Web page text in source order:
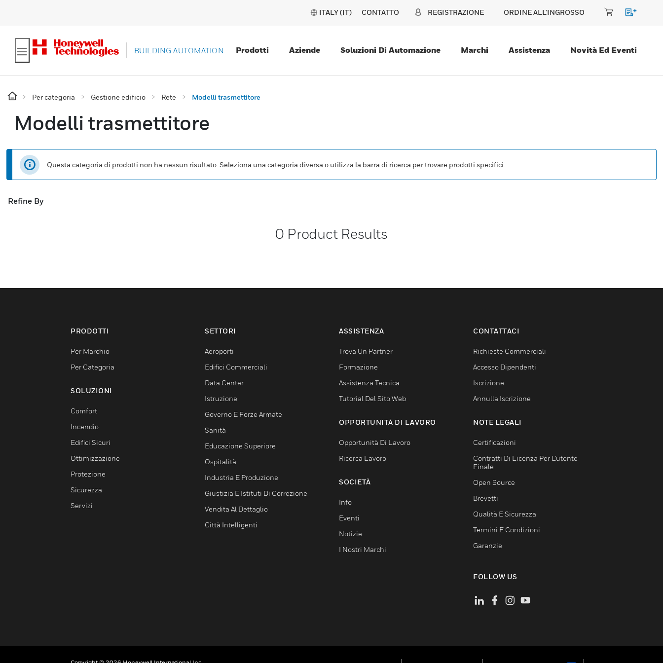
ITALY (IT) CONTATTO REGISTRAZIONE ORDINE ALL'INGROSSO
BUILDING AUTOMATION Prodotti Aziende Soluzioni Di Automazione Marchi Assistenza Novità Ed Eventi
Per categoria Gestione edificio Rete Modelli trasmettitore
Modelli trasmettitore
Questa categoria di prodotti non ha nessun risultato. Seleziona una categoria diversa o utilizza la barra di ricerca per trovare prodotti specifici.
Refine By
0 Product Results
PRODOTTI
Per Marchio
Per Categoria
SOLUZIONI
Comfort
Incendio
Edifici Sicuri
Ottimizzazione
Protezione
Sicurezza
Servizi
SETTORI
Aeroporti
Edifici Commerciali
Data Center
Istruzione
Governo E Forze Armate
Sanità
Educazione Superiore
Ospitalità
Industria E Produzione
Giustizia E Istituti Di Correzione
Vendita Al Dettaglio
Città Intelligenti
ASSISTENZA
Trova Un Partner
Formazione
Assistenza Tecnica
Tutorial Del Sito Web
OPPORTUNITÀ DI LAVORO
Opportunità Di Lavoro
Ricerca Lavoro
SOCIETÀ
Info
Eventi
Notizie
I Nostri Marchi
CONTATTACI
Richieste Commerciali
Accesso Dipendenti
Iscrizione
Annulla Iscrizione
NOTE LEGALI
Certificazioni
Contratti Di Licenza Per L'utente
Finale
Open Source
Brevetti
Qualità E Sicurezza
Termini E Condizioni
Garanzie
FOLLOW US